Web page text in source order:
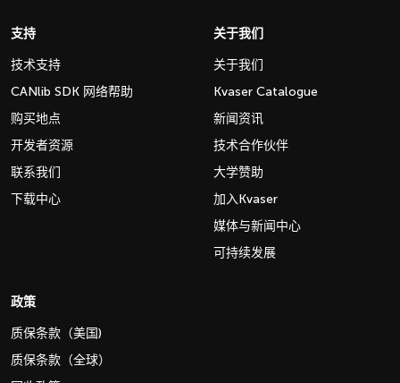
支持
技术支持
CANlib SDK 网络帮助
购买地点
开发者资源
联系我们
下载中心
关于我们
关于我们
Kvaser Catalogue
新闻资讯
技术合作伙伴
大学赞助
加入Kvaser
媒体与新闻中心
可持续发展
政策
质保条款（美国)
质保条款（全球）